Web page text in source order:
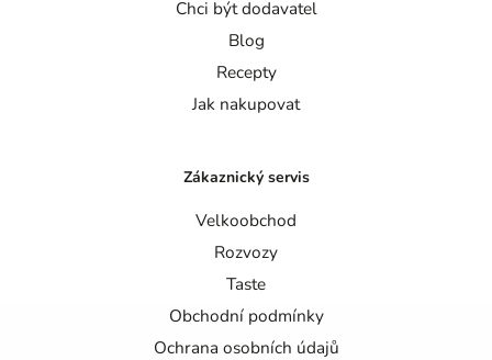
Chci být dodavatel
Blog
Recepty
Jak nakupovat
Zákaznický servis
Velkoobchod
Rozvozy
Taste
Obchodní podmínky
Ochrana osobních údajů